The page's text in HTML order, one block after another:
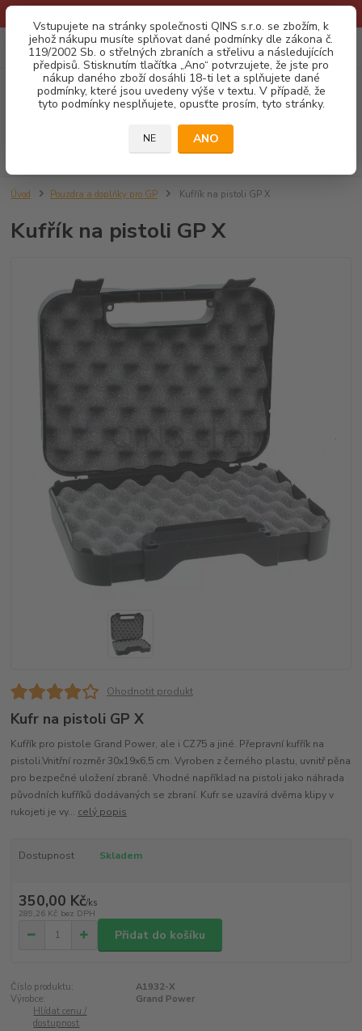
Vstupujete na stránky společnosti QINS s.r.o. se zbožím, k
jehož nákupu musíte splňovat dané podmínky dle zákona č.
119/2002 Sb. o střelných zbraních a střelivu a následujících
předpisů. Stisknutím tlačítka „Ano“ potvrzujete, že jste pro
nákup daného zboží dosáhli 18-ti let a splňujete dané
podmínky, které jsou uvedeny výše v textu. V případě, že
tyto podmínky nesplňujete, opusťte prosím, tyto stránky.
NE ANO
Menu
CZK 0
za0,00 Kč
Úvod Pouzdra a doplňky pro GP Kufřík na pistoli GP X
Kufřík na pistoli GP X
Ohodnotit produkt
Kufr na pistoli GP X
Kufřík pro pistole Grand Power, ale i CZ75 a jiné. Přepravní kufřík na
pistoli.Vnitřní rozměr 30x19x6,5 cm. Vyroben z černého plastu, uvnitř pěna
pro bezpečné uložení zbraně. Vhodné například na pistoli jako náhrada
původních kufříků dodávaných se zbraní. Kufr se uzavírá dvěma klipy v
rukojeti je vy... celý popis
Dostupnost Skladem
350,00 Kč/ks
289,26 Kč bez DPH
Přidat do košíku
Číslo produktu:
A1932-X
Výrobce:
Grand Power
Hlídat cenu /
dostupnost